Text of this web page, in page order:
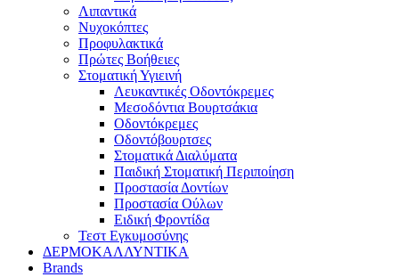
Λιπαντικά
Νυχοκόπτες
Προφυλακτικά
Πρώτες Βοήθειες
Στοματική Υγιεινή
Λευκαντικές Οδοντόκρεμες
Μεσοδόντια Βουρτσάκια
Οδοντόκρεμες
Οδοντόβουρτσες
Στοματικά Διαλύματα
Παιδική Στοματική Περιποίηση
Προστασία Δοντίων
Προστασία Ούλων
Ειδική Φροντίδα
Τεστ Εγκυμοσύνης
ΔΕΡΜΟΚΑΛΛΥΝΤΙΚΑ
Brands